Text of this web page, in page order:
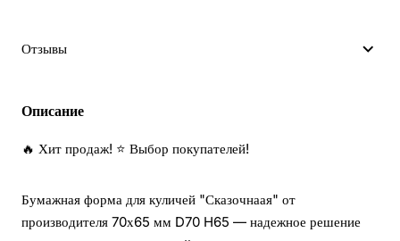
Отзывы
Описание
🔥 Хит продаж! ⭐ Выбор покупателей!
Бумажная форма для куличей "Сказочнаая" от
производителя 70х65 мм D70 H65 — надежное решение